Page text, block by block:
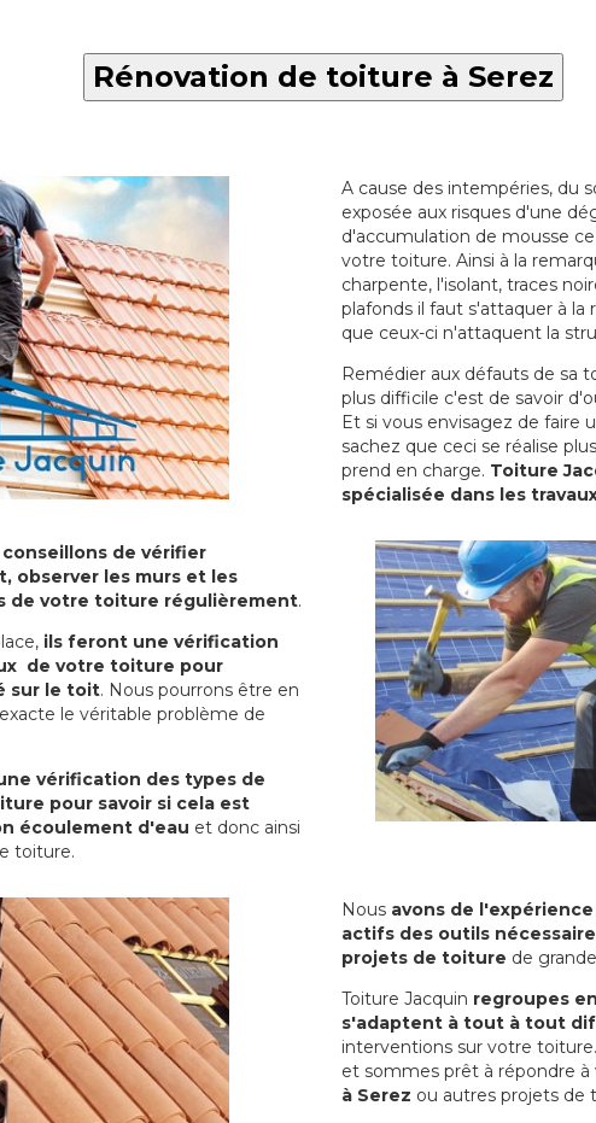
Rénovation de toiture à Serez
A cause des intempéries, du
exposée aux risques d'une
d'accumulation de mousse
votre toiture. Ainsi à la
charpente, l'isolant, traces
plafonds il faut s'attaquer à
que ceux-ci n'attaquent la
Remédier aux défauts de sa
plus difficile c'est de savoir
Et si vous envisagez de faire
sachez que ceci se réalise
prend en charge. Toiture
spécialisée dans les
de vérifier
observer les murs et les
de votre toiture régulièrement.
ils feront une vérification
de votre toiture pour
sur le toit. Nous pourrons être en
le véritable problème de
vérification des types de
pour savoir si cela est
écoulement d'eau et donc ainsi
toiture.
Nous avons de
actifs des outils
projets de toiture de
Toiture Jacquin regroupes
s'adaptent à tout à tout
interventions sur votre
et sommes prêt à répondre à
à Serez ou autres projets de